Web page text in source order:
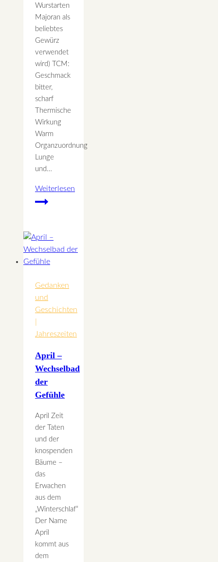
Wurstarten
Majoran als
beliebtes
Gewürz
verwendet
wird) TCM:
Geschmack
bitter,
scharf
Thermische
Wirkung
Warm
Organzuordnung
Lunge
und…
Weiterlesen
Majoran
–
Wirkung
und
Gedanken
und
Geschichten
Jahreszeiten
April –
Wechselbad
der
Gefühle
April Zeit
der Taten
und der
knospenden
Bäume –
das
Erwachen
aus dem
„Winterschlaf“
Der Name
April
kommt aus
dem